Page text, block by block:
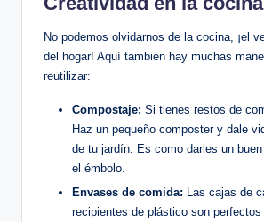
No podemos olvidarnos de la cocina, ¡el
del hogar! Aquí también hay muchas
reutilizar:
Compostaje: Si tienes restos de
Haz un pequeño composter y dale
de tu jardín. Es como darles un
el émbolo.
Envases de comida: Las cajas de
recipientes de plástico son perfectos